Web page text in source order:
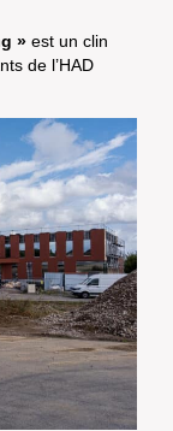
» est un clin
de l’HAD